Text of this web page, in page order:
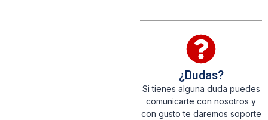
¿Dudas?
Si tienes alguna duda puedes
comunicarte con nosotros y
con gusto te daremos soporte